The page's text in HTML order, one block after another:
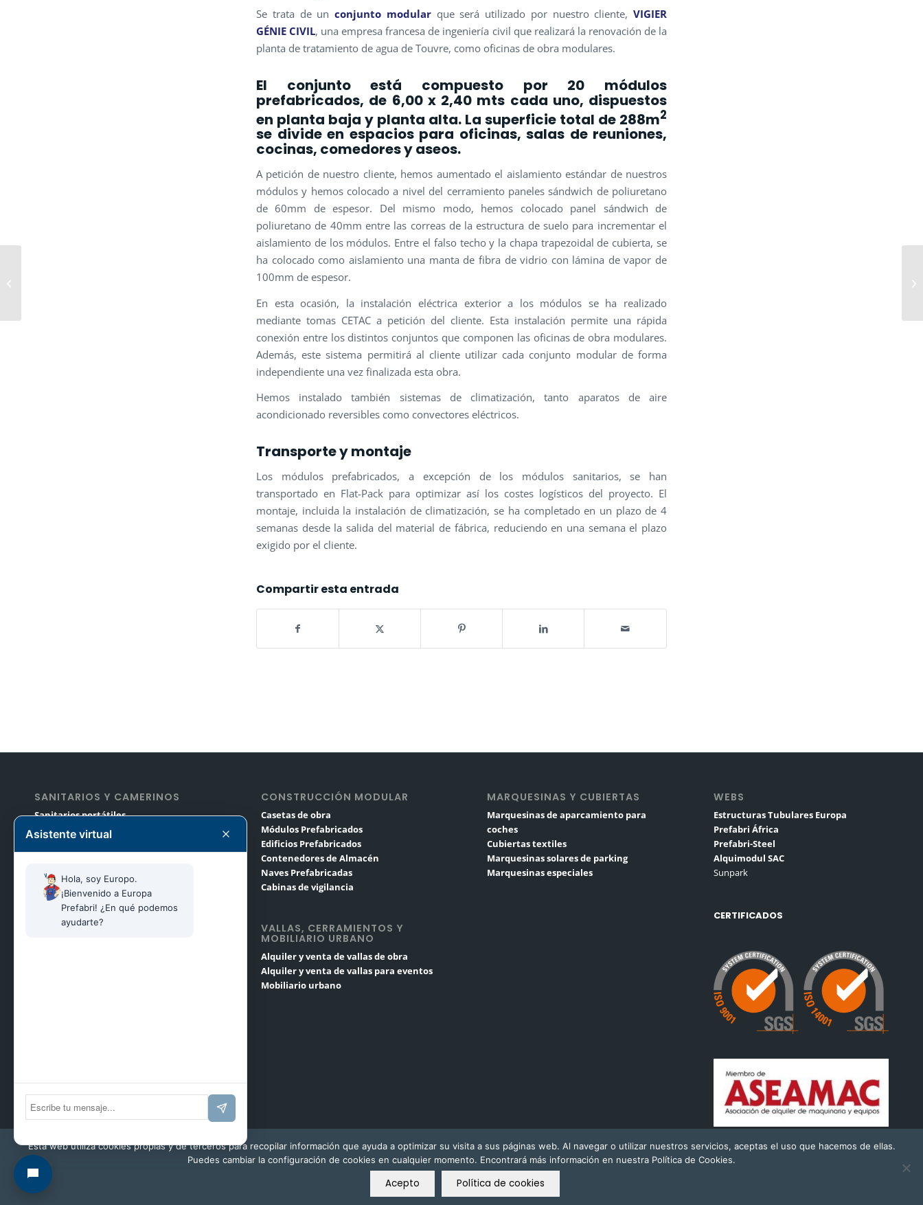
Se trata de un conjunto modularque será utilizado por nuestro cliente, VIGIER
GÉNIE CIVIL, una empresa francesa de ingeniería civil que realizará la renovación de la
planta de tratamiento de agua de Touvre, como oficinas de obra modulares.
El conjunto está compuesto por 20 módulos
prefabricados, de 6,00 x 2,40 mts cada uno, dispuestos
en planta baja y planta alta. La superficie total de 288m2
se divide en espacios para oficinas, salas de reuniones,
cocinas, comedores y aseos.
A petición de nuestro cliente, hemos aumentado el aislamiento estándar de nuestros
módulos y hemos colocado a nivel del cerramiento paneles sándwich de poliuretano
de 60mm de espesor. Del mismo modo, hemos colocado panel sándwich de
poliuretano de 40mm entre las correas de la estructura de suelo para incrementar el
aislamiento de los módulos. Entre el falso techo y la chapa trapezoidal de cubierta, se
ha colocado como aislamiento una manta de fibra de vidrio con lámina de vapor de
100mm de espesor.
En esta ocasión, la instalación eléctrica exterior a los módulos se ha realizado
mediante tomas CETAC a petición del cliente. Esta instalación permite una rápida
conexión entre los distintos conjuntos que componen las oficinas de obra modulares.
Además, este sistema permitirá al cliente utilizar cada conjunto modular de forma
independiente una vez finalizada esta obra.
Hemos instalado también sistemas de climatización, tanto aparatos de aire
acondicionado reversibles como convectores eléctricos.
Transporte y montaje
Los módulos prefabricados, a excepción de los módulos sanitarios, se han
transportado en Flat-Pack para optimizar así los costes logísticos del proyecto. El
montaje, incluida la instalación de climatización, se ha completado en un plazo de 4
semanas desde la salida del material de fábrica, reduciendo en una semana el plazo
exigido por el cliente.
Compartir esta entrada
SANITARIOS Y CAMERINOS
Sanitarios portátiles
Módulos sanitarios
Alquiler de sanitarios para eventos
CONSTRUCCIÓN MODULAR
Casetas de obra
Módulos Prefabricados
Edificios Prefabricados
Contenedores de Almacén
Naves Prefabricadas
Cabinas de vigilancia
VALLAS, CERRAMIENTOS Y
MOBILIARIO URBANO
Alquiler y venta de vallas de obra
Alquiler y venta de vallas para eventos
Mobiliario urbano
MARQUESINAS Y CUBIERTAS
Marquesinas de aparcamiento para
coches
Cubiertas textiles
Marquesinas solares de parking
Marquesinas especiales
WEBS
Estructuras Tubulares Europa
Prefabri África
Prefabri-Steel
Alquimodul SAC
Sunpark
CERTIFICADOS
© Copyright - Prefabri SL
Esta web utiliza cookies propias y de terceros para recopilar información que ayuda a optimizar su visita a sus páginas web. Al navegar o utilizar nuestros servicios, aceptas el uso que hacemos de ellas.
Puedes cambiar la configuración de cookies en cualquier momento. Encontrará más información en nuestra Política de Cookies.
Acepto Política de cookies
Asistente virtual
Hola, soy Europo.
¡Bienvenido a Europa
Prefabri! ¿En qué podemos
ayudarte?